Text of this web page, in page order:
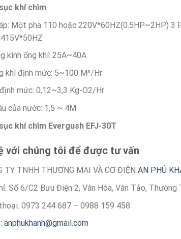
khí chìm
Một pha 110 hoặc 220V*60HZ(0.5HP~2HP)
kính ống khí: 25A~40A
khí định mức: 5~100 M³/Hr
mức: 0,12~3,3 Kg-O2/Hr
của nước: 1,5 ~ 4M
khí chìm Evergush EFJ-30T
với chúng tôi để được tư vấn
TY TNHH THƯƠNG MẠI VÀ CƠ ĐIỆN AN PHÚ
Số 6/C2 Bưu Điện 2, Vân Hòa, Vân Tảo, Thường
0973 244 687 – 0988 159 458
anphukhanh@gmail.com